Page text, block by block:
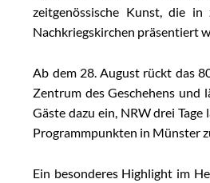
zeitgenössische Kunst, die in
Nachkriegskirchen präsentiert
Ab dem 28. August rückt das
Zentrum des Geschehens und
Gäste dazu ein, NRW drei
Programmpunkten in Münster
Ein besonderes Highlight im